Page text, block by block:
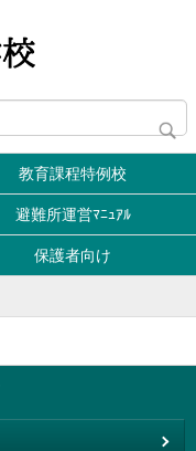
教育課程特例校
避難所運営ﾏﾆｭｱﾙ
保護者向け